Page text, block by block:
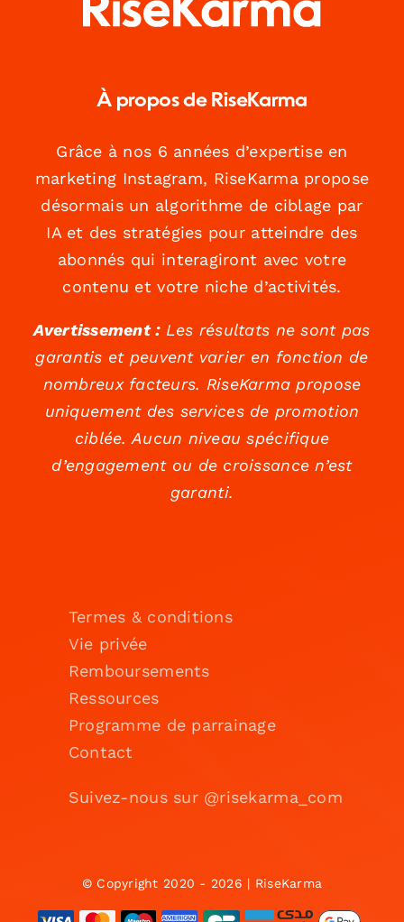
À propos de RiseKarma
Grâce à nos 6 années d’expertise en
marketing Instagram, RiseKarma propose
désormais un algorithme de ciblage par
IA et des stratégies pour atteindre des
abonnés qui interagiront avec votre
contenu et votre niche d’activités.
Avertissement :Les résultats ne sont pas
garantis et peuvent varier en fonction de
nombreux facteurs. RiseKarma propose
uniquement des services de promotion
ciblée. Aucun niveau spécifique
d’engagement ou de croissance n’est
garanti.
Termes & conditions
Vie privée
Remboursements
Ressources
Programme de parrainage
Contact
Suivez-nous sur @risekarma_com
© Copyright 2020 - 2026 | RiseKarma